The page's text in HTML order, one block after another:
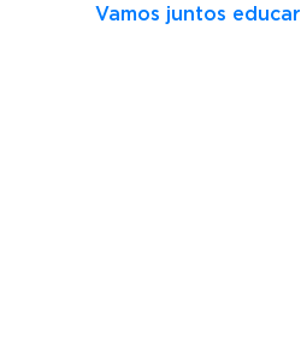
Vamos juntos educar